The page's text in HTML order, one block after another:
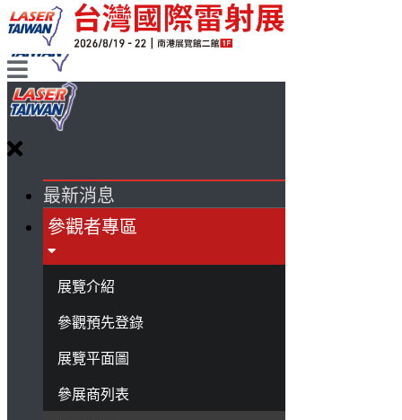
最新消息
參觀者專區
展覽介紹
參觀預先登錄
展覽平面圖
參展商列表